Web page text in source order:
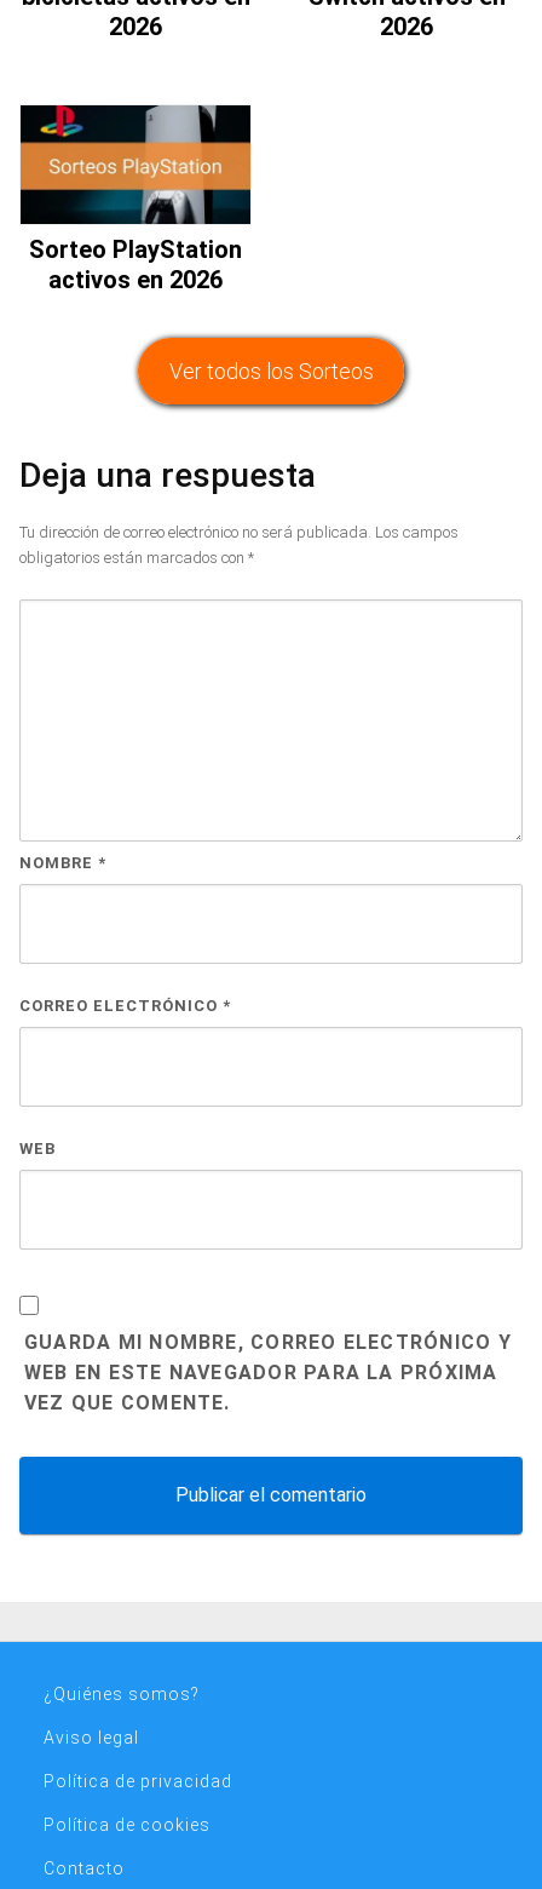
2026
2026
Sorteo PlayStation
activos en 2026
Ver todos los Sorteos
Deja una respuesta
Tu dirección de correo electrónico no será publicada. Los campos
obligatorios están marcados con *
NOMBRE *
CORREO ELECTRÓNICO *
WEB
GUARDA MI NOMBRE, CORREO ELECTRÓNICO Y
WEB EN ESTE NAVEGADOR PARA LA PRÓXIMA
VEZ QUE COMENTE.
¿Quiénes somos?
Aviso legal
Política de privacidad
Política de cookies
Contacto